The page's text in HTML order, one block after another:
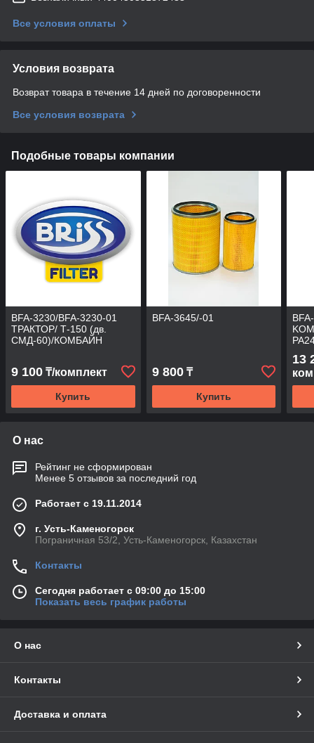
Все условия оплаты
Условия возврата
Возврат товара в течение 14 дней по договоренности
Все условия возврата
Подобные товары компании
BFA-3230/BFA-3230-01
ТРАКТОР/ Т-150 (дв.
СМД-60)/КОМБАЙН
9 100 ₸/комплект
Купить
BFA-3645/-01
9 800₸
Купить
13
О нас
Рейтинг не сформирован
Менее 5 отзывов за последний год
Работает с 19.11.2014
г. Усть-Каменогорск
Пограничная 53/2, Усть-Каменогорск, Казахстан
Контакты
Сегодня работает с 09:00 до 15:00
Показать весь график работы
О нас
Контакты
Доставка и оплата